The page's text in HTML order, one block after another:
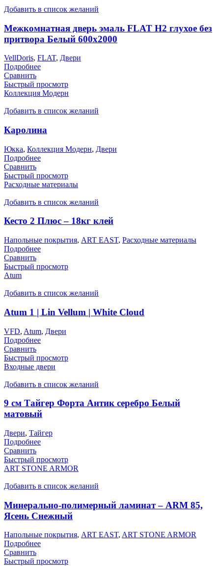
Добавить в список желаний
Межкомнатная дверь эмаль FLAT H2 глухое без
притвора Белый 600х2000
VellDoris, FLAT, Двери
Подробнее
Сравнить
Быстрый просмотр
Коллекция Модерн
Добавить в список желаний
Каролина
Юкка, Коллекция Модерн, Двери
Подробнее
Сравнить
Быстрый просмотр
Расходные материалы
Добавить в список желаний
Кесто 2 Плюс – 18кг клей
Напольные покрытия, ART EAST, Расходные материалы
Подробнее
Сравнить
Быстрый просмотр
Atum
Добавить в список желаний
Atum 1 | Lin Vellum | White Cloud
VFD, Atum, Двери
Подробнее
Сравнить
Быстрый просмотр
Входные двери
Добавить в список желаний
9 см Тайгер Форта Антик серебро Белый
матовый
Двери, Тайгер
Подробнее
Сравнить
Быстрый просмотр
ART STONE ARMOR
Добавить в список желаний
Минерально-полимерный ламинат – ARM 85,
Ясень Снежный
Напольные покрытия, ART EAST, ART STONE ARMOR
Подробнее
Сравнить
Быстрый просмотр